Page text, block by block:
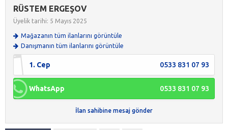
RÜSTEM ERGEŞOV
Üyelik tarihi: 5 Mayıs 2025
Mağazanın tüm ilanlarını görüntüle
Danışmanın tüm ilanlarını görüntüle
1. Cep 0533 831 07 93
WhatsApp 0533 831 07 93
İlan sahibine mesaj gönder